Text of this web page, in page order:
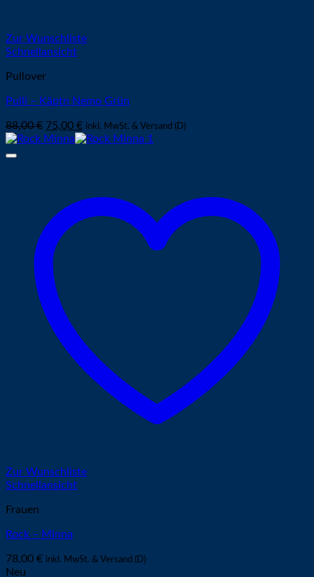
Zur Wunschliste
Schnellansicht
Pullover
Pulli – Käptn Nemo Grün
88,00€ Ursprünglicher
Preis
75,00 €Aktueller
Preis
inkl. MwSt. & Versand (D)
Zur Wunschliste
Schnellansicht
Frauen
Rock – Minna
78,00 € inkl. MwSt. & Versand (D)
Neu